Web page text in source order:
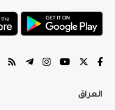
العراق